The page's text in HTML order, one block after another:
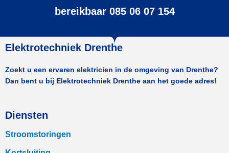
bereikbaar 085 06 07 154
Elektrotechniek Drenthe
Zoekt u een ervaren elektricien in de omgeving van Drenthe?
Dan bent u bij Elektrotechniek Drenthe aan het goede adres!
Diensten
Stroomstoringen